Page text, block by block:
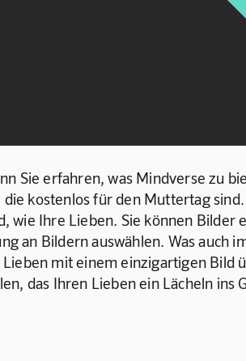
Sie erfahren, was Mindverse zu
kostenlos für den Muttertag
wie Ihre Lieben. Sie können
an Bildern auswählen. Was auch
mit einem einzigartigen Bild
das Ihren Lieben ein Lächeln